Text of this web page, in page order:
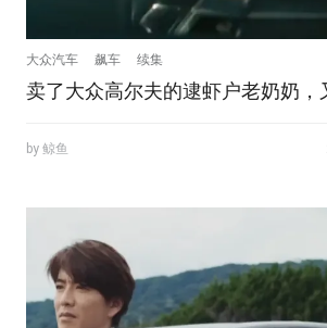
大众汽车 飙车 续集
卖了大众高尔夫的逮虾户老奶奶，
by 鲸鱼